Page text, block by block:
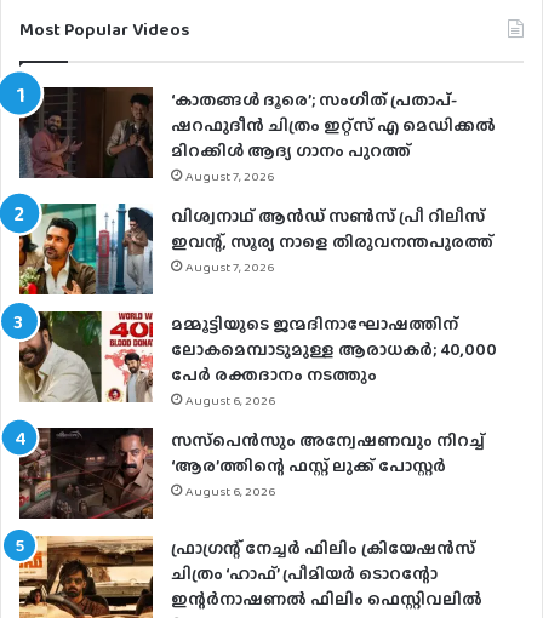
Most Popular Videos
‘കാതങ്ങൾ ദൂരെ’; സംഗീത് പ്രതാപ്-
ഷറഫുദീൻ ചിത്രം ഇറ്റ്സ് എ മെഡിക്കൽ
മിറക്കിൾ ആദ്യ ഗാനം പുറത്ത്
August 7, 2026
വിശ്വനാഥ് ആന്‍ഡ് സണ്‍സ് പ്രീ റിലീസ്
ഇവന്റ്, സൂര്യ നാളെ തിരുവനന്തപുരത്ത്
August 7, 2026
മമ്മൂട്ടിയുടെ ജന്മദിനാഘോഷത്തിന്
ലോകമെമ്പാടുമുള്ള ആരാധകര്‍; 40,000
പേര്‍ രക്തദാനം നടത്തും
August 6, 2026
സസ്‌പെന്‍സും അന്വേഷണവും നിറച്ച്
‘ആര’ത്തിന്റെ ഫസ്റ്റ് ലുക്ക് പോസ്റ്റര്‍
August 6, 2026
ഫ്രാഗ്രന്റ് നേച്ചര്‍ ഫിലിം ക്രിയേഷന്‍സ്
ചിത്രം ‘ഹാഫ്’ പ്രീമിയര്‍ ടൊറന്റോ
ഇന്റര്‍നാഷണല്‍ ഫിലിം ഫെസ്റ്റിവലില്‍